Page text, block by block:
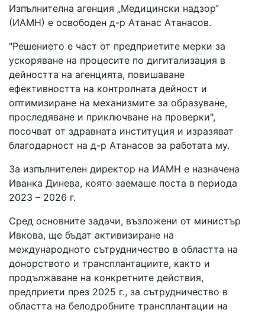
Изпълнителна агенция „Медицински надзор“
(ИАМН) е освободен д-р Атанас Атанасов.
"Решението е част от предприетите мерки за
ускоряване на процесите по дигитализация в
дейността на агенцията, повишаване
ефективността на контролната дейност и
оптимизиране на механизмите за образуване,
проследяване и приключване на проверки",
посочват от здравната институция и изразяват
благодарност на д-р Атанасов за работата му.
За изпълнителен директор на ИАМН е назначена
Иванка Динева, която заемаше поста в периода
2023 – 2026 г.
Сред основните задачи, възложени от министър
Ивкова, ще бъдат активизиране на
международното сътрудничество в областта на
донорството и трансплантациите, както и
продължаване на конкретните действия,
предприети през 2025 г., за сътрудничество в
областта на белодробните трансплантации на